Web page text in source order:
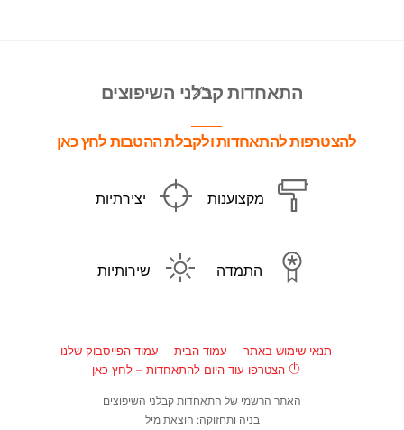
Back
To
התאחדות קבלני השיפוצים
להצטרפות להתאחדות ולקבלת ההטבות לחץ כאן
מקצוענות יצירתיות
התמדה שירותיות
תנאי שימוש באתר עמוד הבית
עמוד הפייסבוק שלנו
הצטרפו עוד היום להתאחדות – לחץ כאן
האתר הרשמי של התאחדות קבלני השיפוצים
בניה ותחזוקה: הוצאת מיל